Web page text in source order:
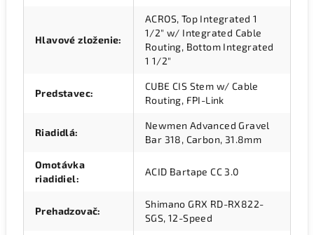
Hlavové zloženie:
ACROS, Top Integrated 1
1/2" w/ Integrated Cable
Routing, Bottom Integrated
1 1/2"
Predstavec:
CUBE CIS Stem w/ Cable
Routing, FPI-Link
Riadidlá:
Newmen Advanced Gravel
Bar 318, Carbon, 31.8mm
Omotávka
riadidiel:
ACID Bartape CC 3.0
Prehadzovač:
Shimano GRX RD-RX822-
SGS, 12-Speed